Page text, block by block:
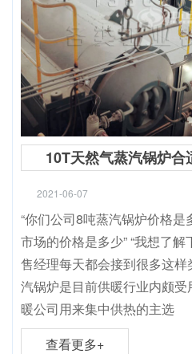
10T天然气蒸汽锅炉合
2021-06-07
“你们公司8吨蒸汽锅炉价格是
市场的价格是多少” “我想了
售经理每天都会接到很多这
汽锅炉是目前供暖行业内颇
暖公司用来集中供热的主选
查看更多+